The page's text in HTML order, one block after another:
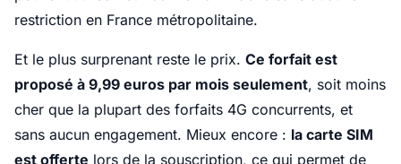
restriction en France métropolitaine.
Et le plus surprenant reste le prix. Ce forfait est
proposé à 9,99 euros par mois seulement, soit moins
cher que la plupart des forfaits 4G concurrents, et
sans aucun engagement. Mieux encore : la carte SIM
est offerte lors de la souscription, ce qui permet de